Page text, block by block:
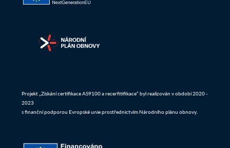
Projekt „Získání certifikace AS9100 a recerfitifikace“ byl realizován v období 2020 -
2023
s finanční podporou Evropské unie prostřednictvím Národního plánu obnovy.